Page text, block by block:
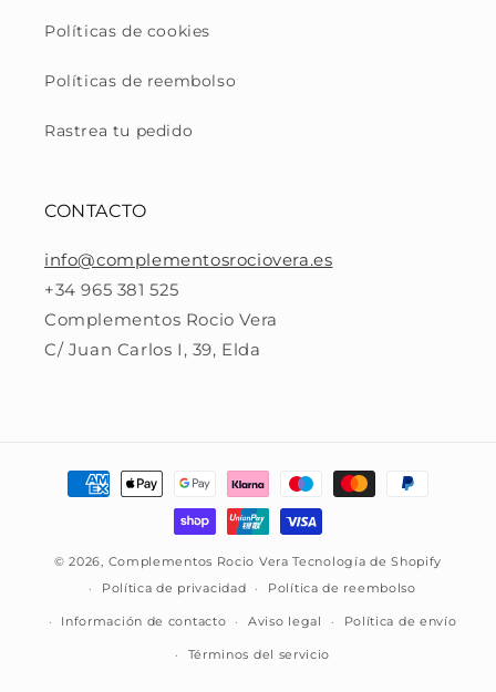
Políticas de cookies
Políticas de reembolso
Rastrea tu pedido
CONTACTO
info@complementosrociovera.es
+34 965 381 525
Complementos Rocio Vera
C/ Juan Carlos I, 39, Elda
Formas
© 2026, Complementos Rocio Vera Tecnología de Shopify
Política de privacidad
Política de reembolso
Información de contacto Aviso legal Política de envío
Términos del servicio